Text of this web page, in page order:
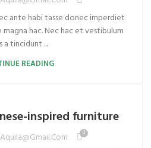
ante habi tasse donec imperdiet
magna hac. Nec hac et vestibulum
a tincidunt ...
READING
inspired furniture
0